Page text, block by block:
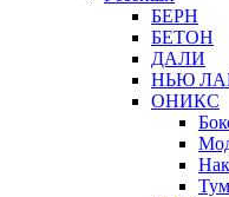
БЕРН
БЕТОН
ДАЛИ
НЬЮ
ОНИКС